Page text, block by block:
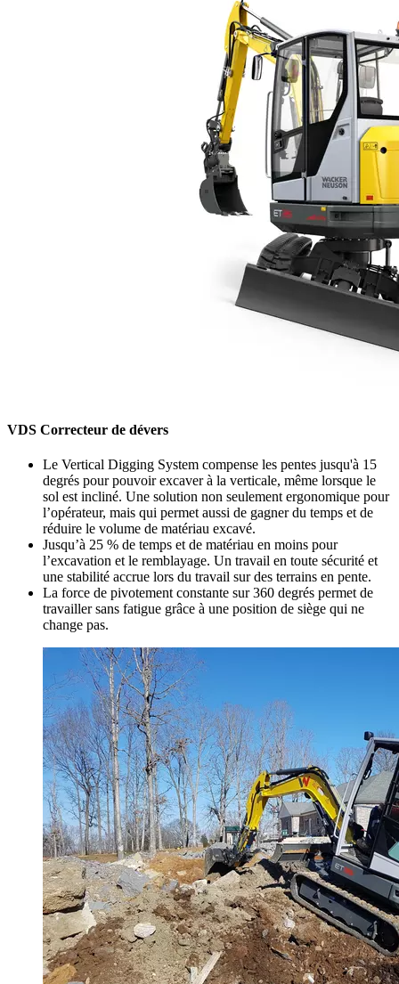
VDS Correcteur de dévers
Le Vertical Digging System compense les pentes jusqu'à 15
degrés pour pouvoir excaver à la verticale, même lorsque le
sol est incliné. Une solution non seulement ergonomique pour
l’opérateur, mais qui permet aussi de gagner du temps et de
réduire le volume de matériau excavé.
Jusqu’à 25 % de temps et de matériau en moins pour
l’excavation et le remblayage. Un travail en toute sécurité et
une stabilité accrue lors du travail sur des terrains en pente.
La force de pivotement constante sur 360 degrés permet de
travailler sans fatigue grâce à une position de siège qui ne
change pas.